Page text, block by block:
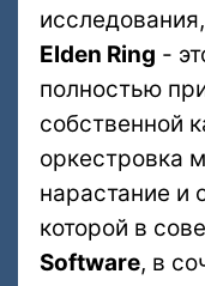
Elden Ring -
полностью
собственной
оркестровка
нарастание и
которой в
Software, в